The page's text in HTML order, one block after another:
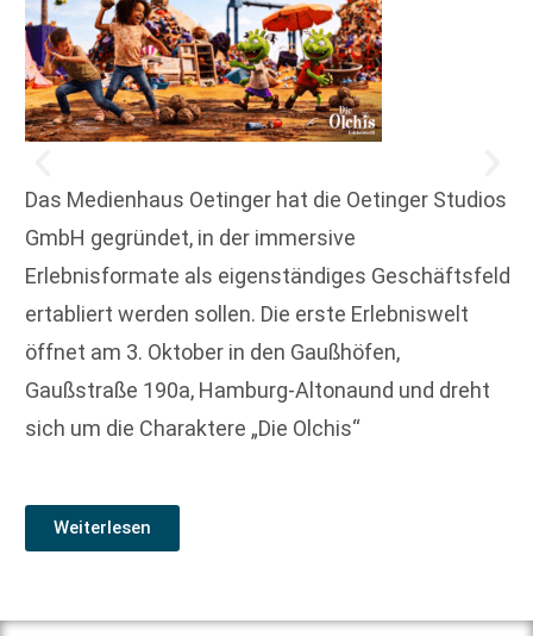
Das Medienhaus Oetinger hat die Oetinger Studios
GmbH gegründet, in der immersive
Erlebnisformate als eigenständiges Geschäftsfeld
ertabliert werden sollen. Die erste Erlebniswelt
öffnet am 3. Oktober in den Gaußhöfen,
Gaußstraße 190a, Hamburg-Altonaund und dreht
sich um die Charaktere „Die Olchis“
Weiterlesen